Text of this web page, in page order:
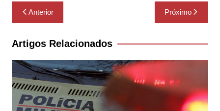
Navegação
de
Post
Anterior Próximo
Artigos Relacionados